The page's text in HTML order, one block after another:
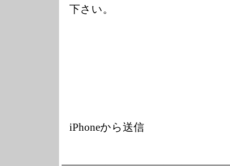
下さい。
iPhoneから送信